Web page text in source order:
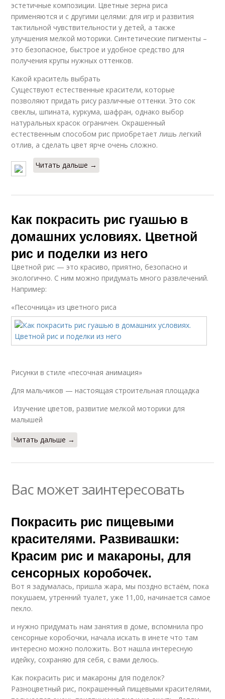
эстетичные композиции. Цветные зерна риса
применяются и с другими целями: для игр и развития
тактильной чувствительности у детей, а также
улучшения мелкой моторики. Синтетические пигменты –
это безопасное, быстрое и удобное средство для
получения крупы нужных оттенков.
Какой краситель выбрать
Существуют естественные красители, которые
позволяют придать рису различные оттенки. Это сок
свеклы, шпината, куркума, шафран, однако выбор
натуральных красок ограничен. Окрашенный
естественным способом рис приобретает лишь легкий
отлив, а сделать цвет ярче очень сложно.
Читать дальше →
Как покрасить рис гуашью в
домашних условиях. Цветной
рис и поделки из него
Цветной рис — это красиво, приятно, безопасно и
экологично. С ним можно придумать много развлечений.
Например:
«Песочница» из цветного риса
Рисунки в стиле «песочная анимация»
Для мальчиков — настоящая строительная площадка
Изучение цветов, развитие мелкой моторики для
малышей
Читать дальше →
Вас может заинтересовать
Покрасить рис пищевыми
красителями. Развивашки:
Красим рис и макароны, для
сенсорных коробочек.
Вот я задумалась, пришла жара, мы поздно встаём, пока
покушаем, утренний туалет, уже 11,00, начинается самое
пекло.
и нужно придумать нам занятия в доме, вспомнила про
сенсорные коробочки, начала искать в инете что там
интересно можно положить. Вот нашла интересную
идейку, сохраняю для себя, с вами делюсь.
Как покрасить рис и макароны для поделок?
Разноцветный рис, покрашенный пищевыми красителями,